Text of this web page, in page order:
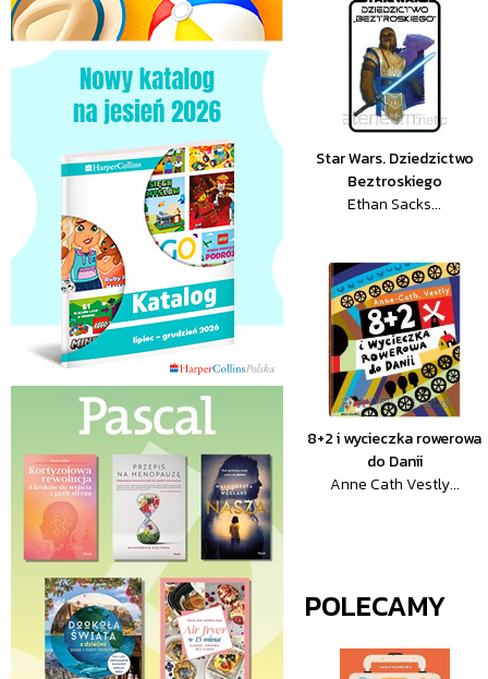
Star Wars. Dziedzictwo
Beztroskiego
Ethan Sacks...
8+2 i wycieczka rowerowa
do Danii
Anne Cath Vestly...
POLECAMY